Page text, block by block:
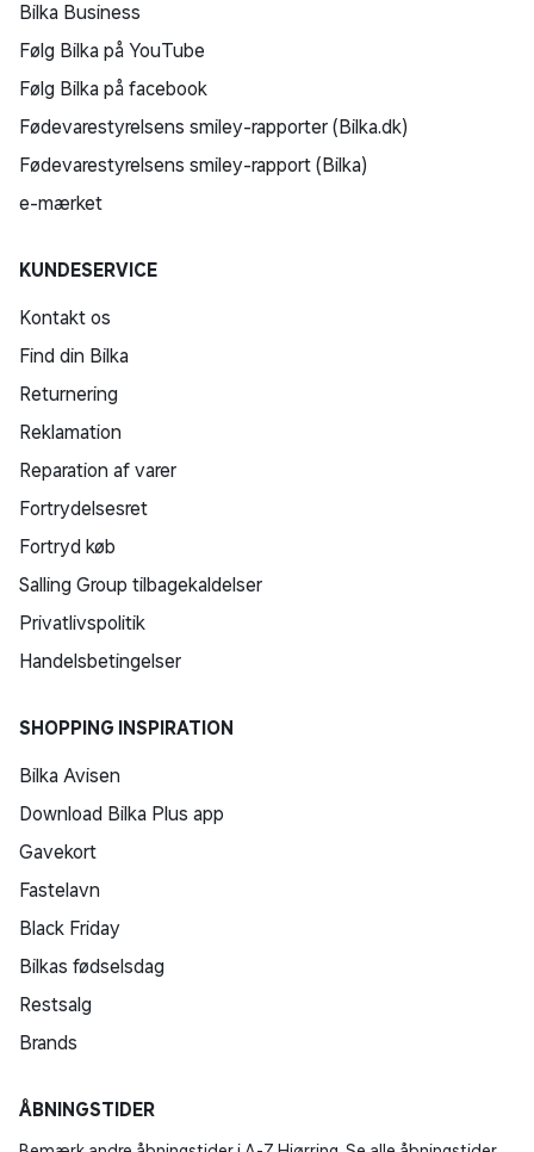
Bilka Business
Følg Bilka på YouTube
Følg Bilka på facebook
Fødevarestyrelsens smiley-rapporter (Bilka.dk)
Fødevarestyrelsens smiley-rapport (Bilka)
e-mærket
KUNDESERVICE
Kontakt os
Find din Bilka
Returnering
Reklamation
Reparation af varer
Fortrydelsesret
Fortryd køb
Salling Group tilbagekaldelser
Privatlivspolitik
Handelsbetingelser
SHOPPING INSPIRATION
Bilka Avisen
Download Bilka Plus app
Gavekort
Fastelavn
Black Friday
Bilkas fødselsdag
Restsalg
Brands
ÅBNINGSTIDER